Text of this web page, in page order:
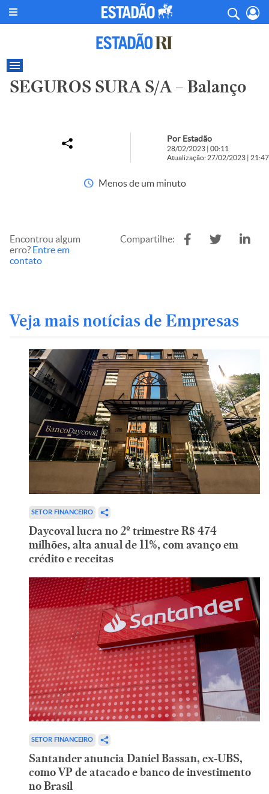
SEGUROS SURA S/A – Balanço
Por Estadão
28/02/2023 | 00:11
Atualização: 27/02/2023 | 21:47
Menos de um minuto
Encontrou algum
erro? Entre em
contato
Compartilhe:
Veja mais notícias de Empresas
SETOR FINANCEIRO
Daycoval lucra no 2º trimestre R$ 474
milhões, alta anual de 11%, com avanço em
crédito e receitas
SETOR FINANCEIRO
Santander anuncia Daniel Bassan, ex-UBS,
como VP de atacado e banco de investimento
no Brasil